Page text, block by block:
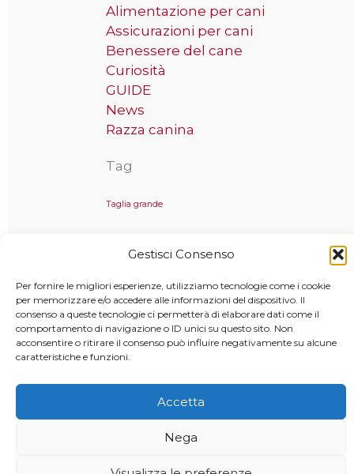
Gestisci Consenso
Per fornire le migliori esperienze, utilizziamo tecnologie come i cookie
per memorizzare e/o accedere alle informazioni del dispositivo. Il
consenso a queste tecnologie ci permetterà di elaborare dati come il
comportamento di navigazione o ID unici su questo sito. Non
acconsentire o ritirare il consenso può influire negativamente su alcune
caratteristiche e funzioni.
Accetta
Nega
Alimentazione per cani
Assicurazioni per cani
Benessere del cane
Curiosità
GUIDE
News
Razza canina
Tag
Taglia grande
Copyright © 2025 MondoCane.Top - Tutti i diritti sono
riservati